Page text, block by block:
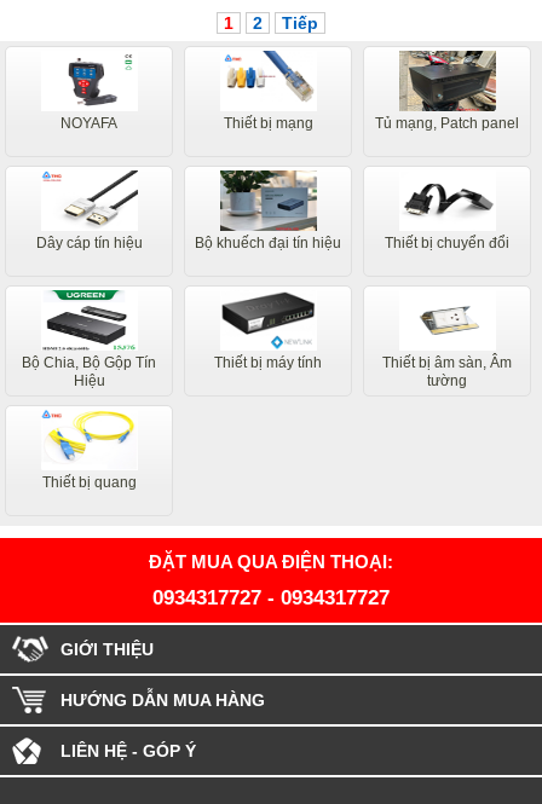
1 2 Tiếp
NOYAFA Thiết bị mạng Tủ mạng, Patch panel
Dây cáp tín hiệu Bộ khuếch đại tín hiệu Thiết bị chuyển đổi
Bộ Chia, Bộ Gộp Tín
Hiệu
Thiết bị máy tính
Thiết bị âm sàn, Âm
tường
Thiết bị quang
ĐẶT MUA QUA ĐIỆN THOẠI:
0934317727 - 0934317727
GIỚI THIỆU
HƯỚNG DẪN MUA HÀNG
LIÊN HỆ - GÓP Ý